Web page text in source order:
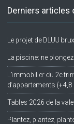
Derniers articles
Le projet de DLUU
La piscine: ne
L’immobilier du 2e
d’appartements (+4,8
Tables 2026 de la
Plantez, plantez,